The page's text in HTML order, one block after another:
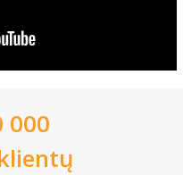
000